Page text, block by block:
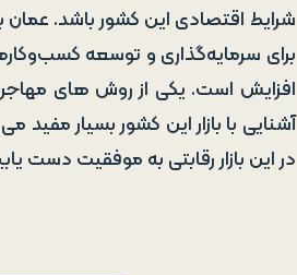
شرایط اقتصادی این کشور باشد.
برای سرمایه‌گذاری و توسعه
افزایش است. یکی از روش های
آشنایی با بازار این کشور بسیار
در این بازار رقابتی به موفقیت دست